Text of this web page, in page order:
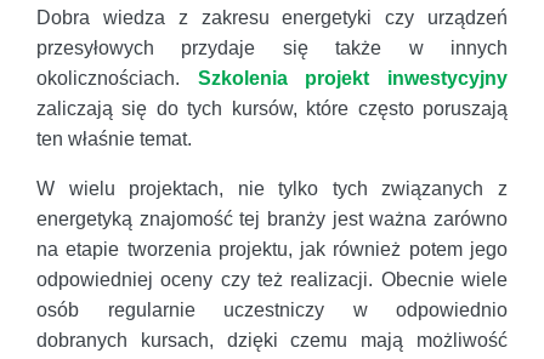
Dobra wiedza z zakresu energetyki czy urządzeń
przesyłowych przydaje się także w innych
okolicznościach. Szkolenia projekt inwestycyjny
zaliczają się do tych kursów, które często poruszają
ten właśnie temat.
W wielu projektach, nie tylko tych związanych z
energetyką znajomość tej branży jest ważna zarówno
na etapie tworzenia projektu, jak również potem jego
odpowiedniej oceny czy też realizacji. Obecnie wiele
osób regularnie uczestniczy w odpowiednio
dobranych kursach, dzięki czemu mają możliwość